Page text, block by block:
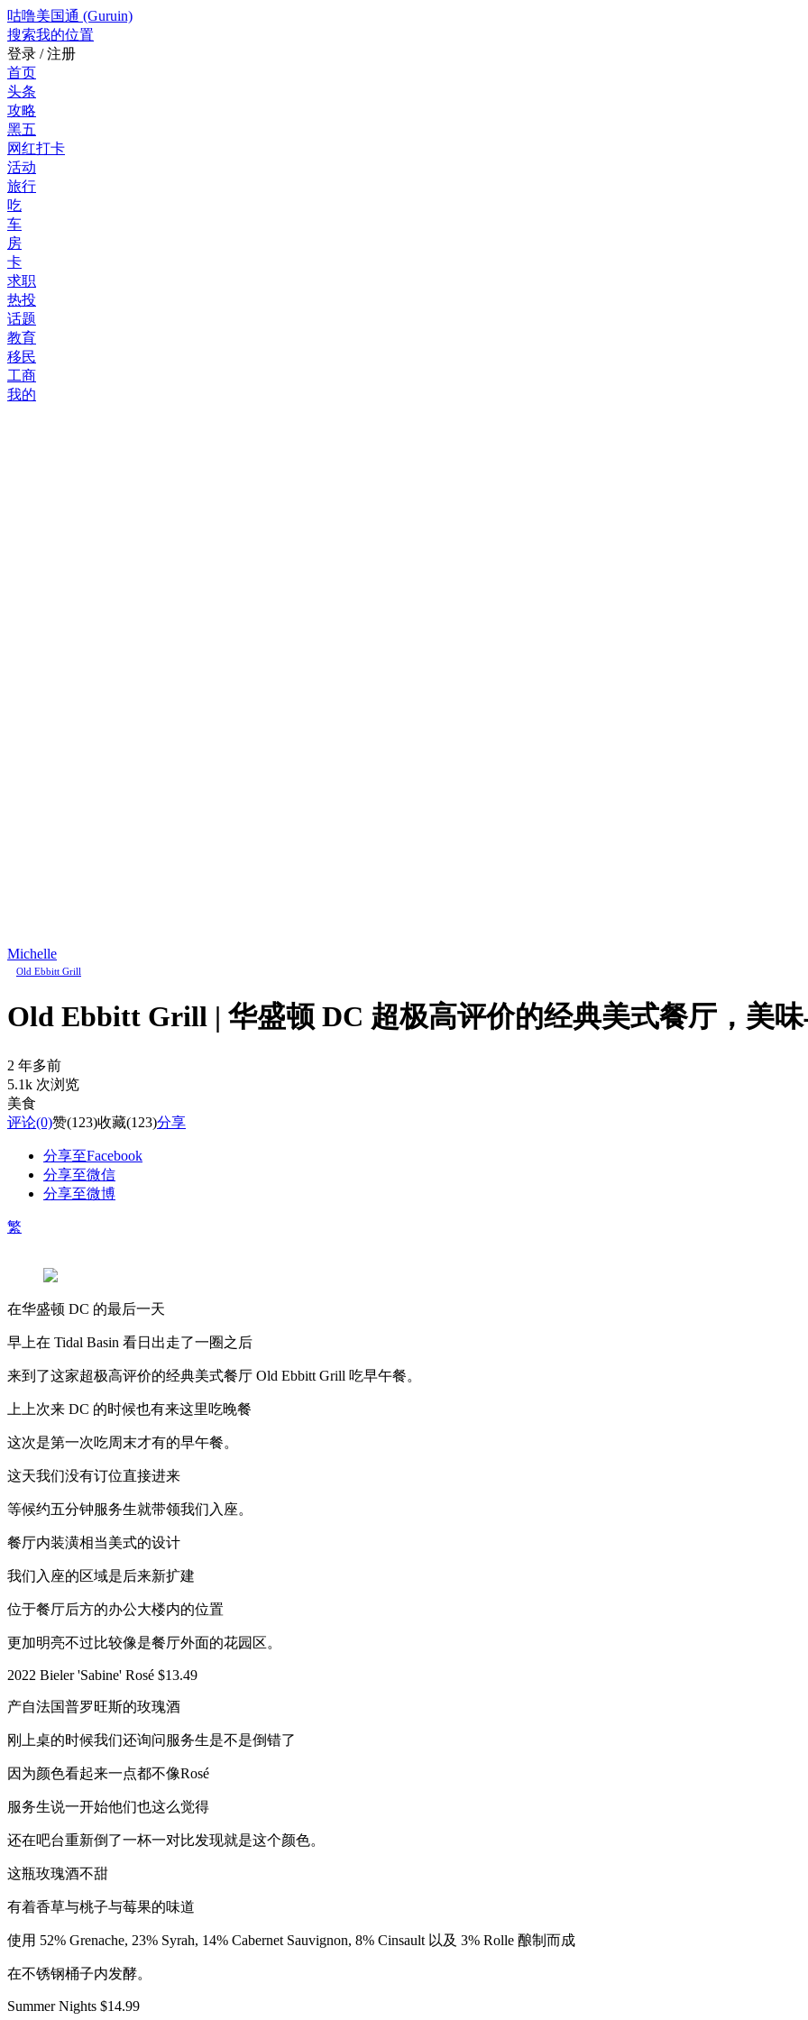
咕噜美国通 (Guruin)
搜索我的位置
登录 / 注册
首页
头条
攻略
黑五
网红打卡
活动
旅行
吃
车
房
卡
求职
热投
话题
教育
移民
工商
我的
Michelle
Old Ebbitt Grill
Old Ebbitt Grill | 华盛顿 DC 超极高评价的经典美式餐厅，美
2 年多前
5.1k 次浏览
美食
评论(0)赞(123)收藏(123)分享
分享至Facebook
分享至微信
分享至微博
繁
在华盛顿 DC 的最后一天
早上在 Tidal Basin 看日出走了一圈之后
来到了这家超极高评价的经典美式餐厅 Old Ebbitt Grill 吃早午餐。
上上次来 DC 的时候也有来这里吃晚餐
这次是第一次吃周末才有的早午餐。
这天我们没有订位直接进来
等候约五分钟服务生就带领我们入座。
餐厅内装潢相当美式的设计
我们入座的区域是后来新扩建
位于餐厅后方的办公大楼内的位置
更加明亮不过比较像是餐厅外面的花园区。
2022 Bieler 'Sabine' Rosé $13.49
产自法国普罗旺斯的玫瑰酒
刚上桌的时候我们还询问服务生是不是倒错了
因为颜色看起来一点都不像Rosé
服务生说一开始他们也这么觉得
还在吧台重新倒了一杯一对比发现就是这个颜色。
这瓶玫瑰酒不甜
有着香草与桃子与莓果的味道
使用 52% Grenache, 23% Syrah, 14% Cabernet Sauvignon, 8% Cinsault 以及 3% Rolle 酿制而成
在不锈钢桶子内发酵。
Summer Nights $14.99